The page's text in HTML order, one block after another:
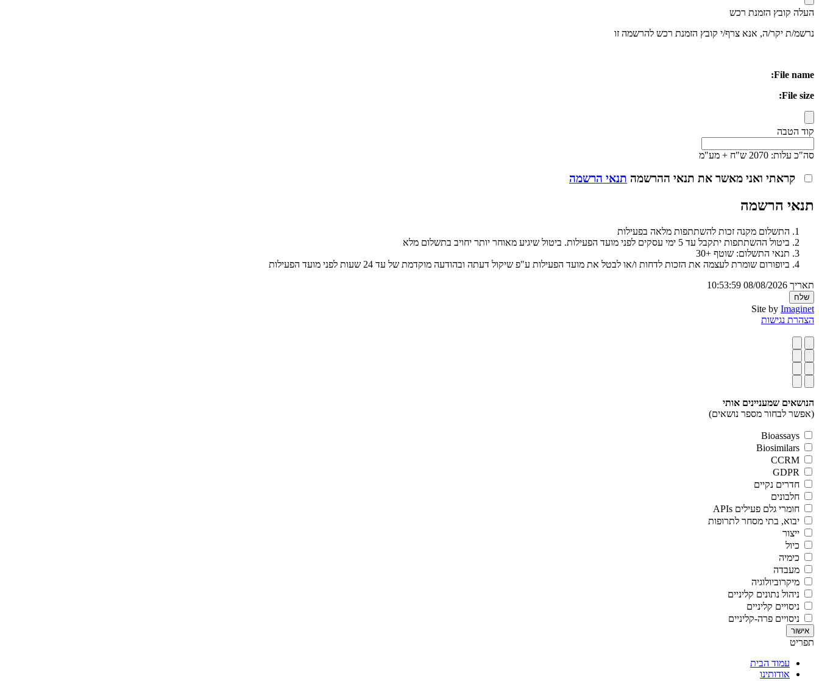
העלה קובץ הזמנת רכש
נרשמ/ת יקר/ה, אנא צרף/י קובץ הזמנת רכש להרשמה זו
File name:
File size:
קוד הטבה
סה"כ עלות: 2070 ש"ח + מע"מ
קראתי ואני מאשר את תנאי ההרשמה תנאי הרשמה
תנאי הרשמה
התשלום מקנה זכות להשתתפות מלאה בפעילות
ביטול ההשתתפות יתקבל עד 5 ימי עסקים לפני מועד הפעילות. ביטול שיגיע מאוחר יותר יחויב בתשלום מלא
תנאי התשלום: שוטף +30
ביופורום שומרת לעצמה את הזכות לדחות ו/או לבטל את מועד הפעילות ע"פ שיקול דעתה ובהודעה מוקדמת של עד 24 שעות לפני מועד הפעילות
תאריך 08/08/2026 10:53:59
Site by Imaginet
הצהרת נגישות
הנושאים שמעניינים אותי
(אפשר לבחור מספר נושאים)
Bioassays
Biosimilars
CCRM
GDPR
חדרים נקיים
חלבונים
חומרי גלם פעילים APIs
יבוא, בתי מסחר לתרופות
ייצור
כיול
כימיה
מעבדה
מיקרוביולוגיה
ניהול נתונים קליניים
ניסויים קליניים
ניסויים פרה-קליניים
תפריט
עמוד הבית
אודותינו